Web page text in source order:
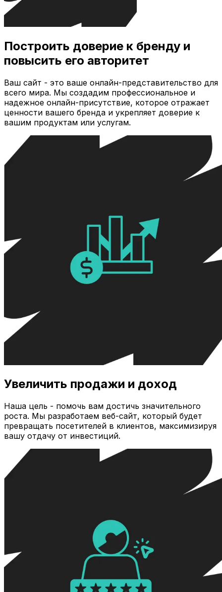
Построить доверие к бренду и
повысить его авторитет
Ваш сайт - это ваше онлайн-представительство для
всего мира. Мы создадим профессиональное и
надежное онлайн-присутствие, которое отражает
ценности вашего бренда и укрепляет доверие к
вашим продуктам или услугам.
Увеличить продажи и доход
Наша цель - помочь вам достичь значительного
роста. Мы разработаем веб-сайт, который будет
превращать посетителей в клиентов, максимизируя
вашу отдачу от инвестиций.